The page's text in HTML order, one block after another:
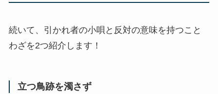
続いて、引かれ者の小唄と反対の意味を持つこと
わざを2つ紹介します！
立つ鳥跡を濁さず